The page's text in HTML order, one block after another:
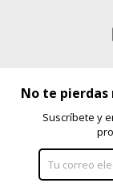
No te pierdas
Suscríbete y